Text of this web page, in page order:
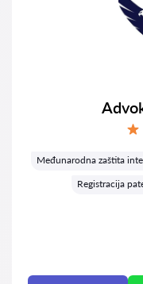
Međunarodna zaštita
Registracija